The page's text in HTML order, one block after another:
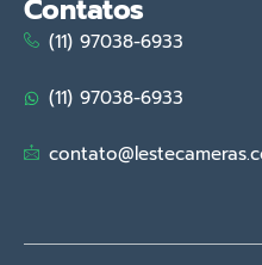
Contatos
(11) 97038-6933
(11) 97038-6933